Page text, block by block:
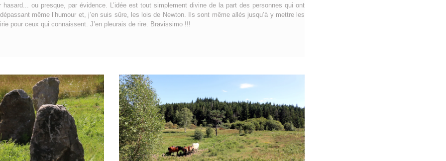
hasard... ou presque, par évidence. L’idée est tout simplement divine de la part des personnes qui ont
même l’humour et, j’en suis sûre, les lois de Newton. Ils sont même allés jusqu’à y mettre les
pour ceux qui connaissent. J’en pleurais de rire. Bravissimo !!!